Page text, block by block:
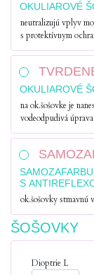
OKULIAROVÉ
neutralizujú vplyv
s protektívnym
OKULIAROVÉ
na ok.šošovke je
vodeodpudivá
S
ok.šošovky stmavnú
ŠOŠOVKY
Dioptrie L